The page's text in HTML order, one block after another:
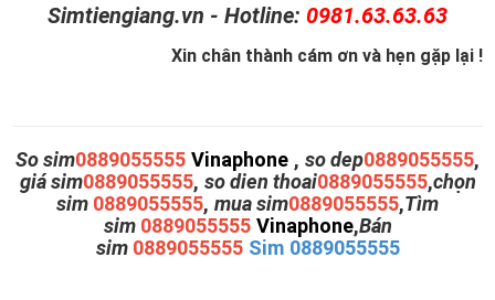
Simtiengiang.vn - Hotline: 0981.63.63.63
Xin chân thành cám ơn và hẹn gặp lại !
So sim0889055555 Vinaphone , so dep0889055555,
giá sim0889055555, so dien thoai0889055555,chọn
sim 0889055555, mua sim0889055555,Tìm
sim 0889055555 Vinaphone,Bán
sim 0889055555 Sim 0889055555